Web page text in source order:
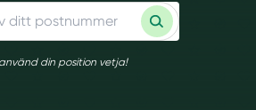
din position vetja!